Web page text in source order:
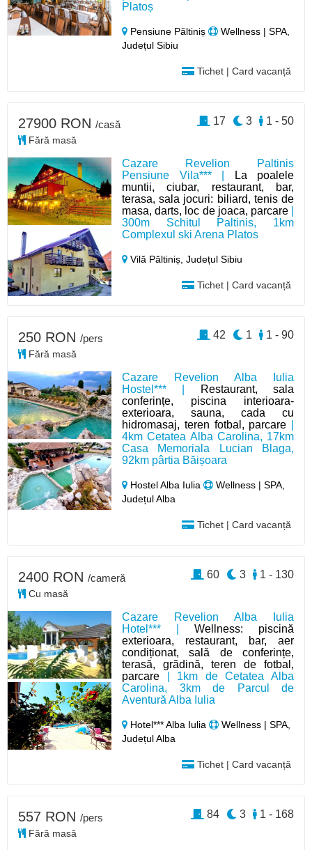
Platoș
Pensiune Păltiniș
Wellness | SPA,
Județul Sibiu
Tichet | Card vacanță
Cazare Revelion Paltinis
Pensiune Vila*** |
La poalele
muntii, ciubar, restaurant, bar,
terasa, sala jocuri: biliard, tenis de
masa, darts, loc de joaca, parcare|
300m Schitul Paltinis, 1km
Complexul ski Arena Platos
Vilă Păltiniș,Județul Sibiu
Tichet | Card vacanță
27900 RON /casă
Fără masă
1 - 50
3
17
Cazare Revelion Alba Iulia
Hostel*** |
Restaurant, sala
conferințe, piscina interioara-
exterioara, sauna, cada cu
hidromasaj, teren fotbal, parcare
4km Cetatea Alba Carolina, 17km
Casa Memoriala Lucian Blaga,
92km pârtia Băișoara
Hostel Alba Iulia
Wellness | SPA,
Județul Alba
Tichet | Card vacanță
250 RON /pers
Fără masă
1 - 90
1
42
Cazare Revelion Alba Iulia
Hotel*** |Wellness: piscină
exterioara, restaurant, bar, aer
condiționat, sală de conferințe,
terasă, grădină, teren de fotbal,
parcare | 1km de Cetatea Alba
Carolina, 3km de Parcul de
Aventură Alba Iulia
Hotel*** Alba Iulia
Wellness | SPA,
Județul Alba
Tichet | Card vacanță
2400 RON /cameră
Cu masă
1 - 130
3
60
557 RON /pers
Fără masă
1 - 168
3
84